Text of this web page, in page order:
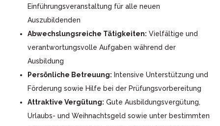
Einführungsveranstaltung für alle neuen
Auszubildenden
Abwechslungsreiche Tätigkeiten: Vielfältige und
verantwortungsvolle Aufgaben während der
Ausbildung
Persönliche Betreuung: Intensive Unterstützung und
Förderung sowie Hilfe bei der Prüfungsvorbereitung
Attraktive Vergütung: Gute Ausbildungsvergütung,
Urlaubs- und Weihnachtsgeld sowie unter bestimmten